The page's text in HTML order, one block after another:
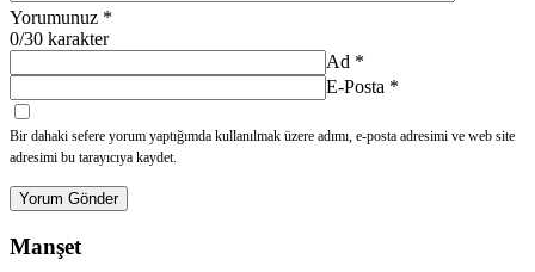
Yorumunuz *
0/30 karakter
Ad *
E-Posta *
Bir dahaki sefere yorum yaptığımda kullanılmak üzere adımı, e-posta adresimi ve web site
adresimi bu tarayıcıya kaydet.
Yorum Gönder
Manşet